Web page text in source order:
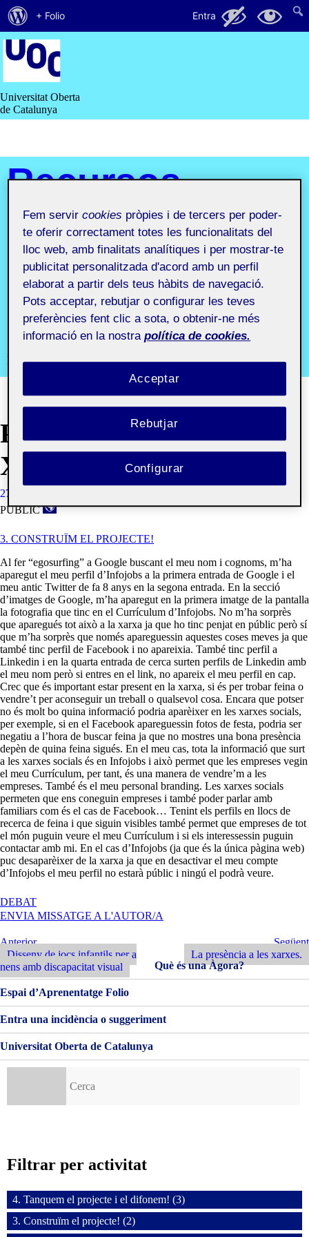
Saltar
contingut
Universitat Oberta
de Catalunya
Recursos
comunitats
digitals
aula 2
Recursos i comunitats digitals aula 2
PRESÈNCIA A LA
XARXA
27 NOVEMBRE, 2020
PÚBLIC
3. CONSTRUÏM EL PROJECTE!
Al fer “egosurfing” a Google buscant el meu nom i cognoms, m’ha
aparegut el meu perfil d’Infojobs a la primera entrada de Google i el
meu antic Twitter de fa 8 anys en la segona entrada. En la secció
d’imatges de Google, m’ha aparegut en la primera imatge de la pantalla
la fotografia que tinc en el Currículum d’Infojobs. No m’ha sorprès
que aparegués tot això a la xarxa ja que ho tinc penjat en públic però sí
que m’ha sorprès que només apareguessin aquestes coses meves ja que
també tinc perfil de Facebook i no apareixia. També tinc perfil a
Linkedin i en la quarta entrada de cerca surten perfils de Linkedin amb
el meu nom però si entres en el link, no apareix el meu perfil en cap.
Crec que és important estar present en la xarxa, si és per trobar feina o
vendre’t per aconseguir un treball o qualsevol cosa. Encara que potser
no és molt bo quina informació podria aparèixer en les xarxes socials,
per exemple, si en el Facebook apareguessin fotos de festa, podria ser
negatiu a l’hora de buscar feina ja que no mostres una bona presència
depèn de quina feina sigués. En el meu cas, tota la informació que surt
a les xarxes socials és en Infojobs i això permet que les empreses vegin
el meu Currículum, per tant, és una manera de vendre’m a les
empreses. També és el meu personal branding. Les xarxes socials
permeten que ens coneguin empreses i també poder parlar amb
familiars com és el cas de Facebook… Tenint els perfils en llocs de
recerca de feina i que siguin visibles també permet que empreses de tot
el món puguin veure el meu Currículum i si els interessessin puguin
contactar amb mi. En el cas d’Infojobs (ja que és la única pàgina web)
puc desaparèixer de la xarxa ja que en desactivar el meu compte
d’Infojobs el meu perfil no estarà públic i ningú el podrà veure.
DEBATA
PRESÈNCIA
LA
XARXA
ENVIA MISSATGE A L'AUTOR/A
Navegació
d'entrades
Entrada
Anterior
Anterior
Disseny de jocs infantils per a
nens amb discapacitat visual
Següent
Entrada
Següent
La presència a les xarxes.
Què és una Àgora?
Espai d’Aprenentatge Folio
Entra una incidència o suggeriment
Universitat Oberta de Catalunya
Filtrar per activitat
4. Tanquem el projecte i el difonem! (3)
3. Construïm el projecte! (2)
Quant
al
WordPress
+ Folio Entra 132 11
Fem servircookies pròpies i de tercers per poder-
te oferir correctament totes les funcionalitats del
lloc web, amb finalitats analítiques i per mostrar-te
publicitat personalitzada d'acord amb un perfil
elaborat a partir dels teus hàbits de navegació.
Pots acceptar, rebutjar o configurar les teves
preferències fent clic a sota, o obtenir-ne més
informació en la nostra política de cookies.
Rebutjar
Acceptar
Configurar